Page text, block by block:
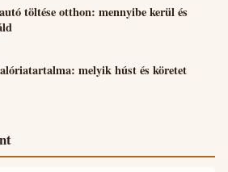
töltése otthon: mennyibe kerül és
melyik húst és köretet